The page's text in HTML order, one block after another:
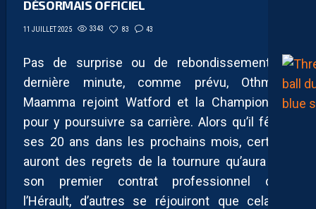
DÉSORMAIS OFFICIEL
11 JUILLET 2025 3343 83 43
Pas de surprise ou de rebondissement de
dernière minute, comme prévu, Othmane
Maamma rejoint Watford et la Championship
pour y poursuivre sa carrière. Alors qu’il fêtera
ses 20 ans dans les prochains mois, certains
auront des regrets de la tournure qu’aura pris
son premier contrat professionnel dans
l’Hérault, d’autres se réjouiront que cela se